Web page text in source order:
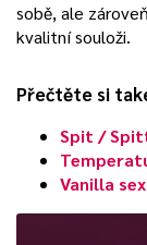
sobě, ale
kvalitní souloži.
Přečtěte si
Spit /
Vanilla